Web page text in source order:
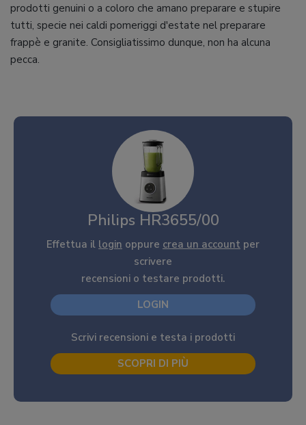
prodotti genuini o a coloro che amano preparare e stupire
tutti, specie nei caldi pomeriggi d'estate nel preparare
frappè e granite. Consigliatissimo dunque, non ha alcuna
pecca.
Philips HR3655/00
Effettua il login oppure crea un account per
scrivere
recensioni o testare prodotti.
LOGIN
Scrivi recensioni e testa i prodotti
SCOPRI DI PIÙ